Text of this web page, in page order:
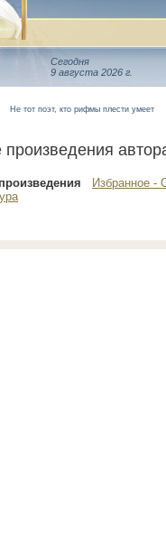
Сегодня
9 августа 2026 г.
Не тот поэт, кто рифмы плести умеет
произведения
Избранное -